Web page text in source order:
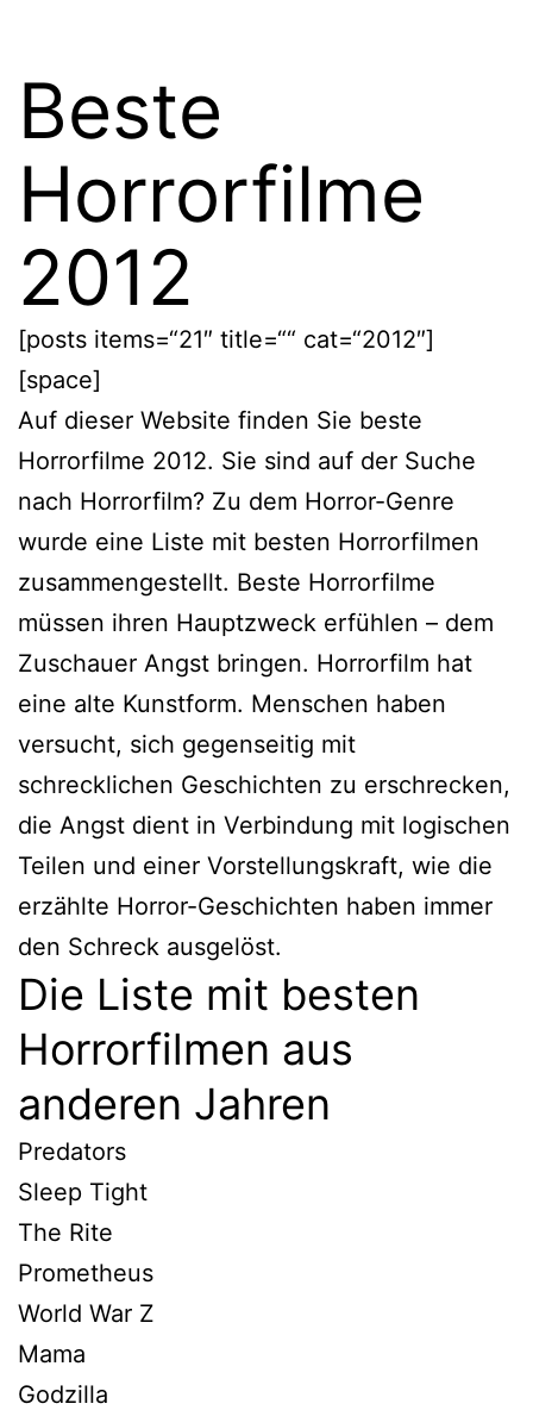
Beste
Horrorfilme
2012
[posts items=“21″ title=““ cat=“2012″]
[space]
Auf dieser Website finden Sie beste
Horrorfilme 2012. Sie sind auf der Suche
nach Horrorfilm? Zu dem Horror-Genre
wurde eine Liste mit besten Horrorfilmen
zusammengestellt. Beste Horrorfilme
müssen ihren Hauptzweck erfühlen – dem
Zuschauer Angst bringen. Horrorfilm hat
eine alte Kunstform. Menschen haben
versucht, sich gegenseitig mit
schrecklichen Geschichten zu erschrecken,
die Angst dient in Verbindung mit logischen
Teilen und einer Vorstellungskraft, wie die
erzählte Horror-Geschichten haben immer
den Schreck ausgelöst.
Die Liste mit besten
Horrorfilmen aus
anderen Jahren
Predators
Sleep Tight
The Rite
Prometheus
World War Z
Mama
Godzilla